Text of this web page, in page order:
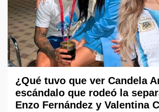
¿Qué tuvo que ver Candela
escándalo que rodeó la
Enzo Fernández y Valentina